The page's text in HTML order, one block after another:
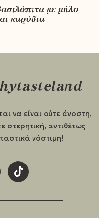
με μήλο
καρύδια
να είναι ούτε άνοστη,
στερητική, αντιθέτως
νόστιμη!